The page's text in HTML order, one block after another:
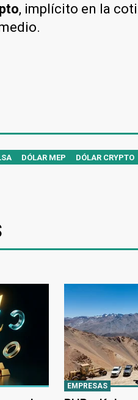
, implícito en la
DÓLAR MEP DÓLAR CRYPTO
EMPRESAS